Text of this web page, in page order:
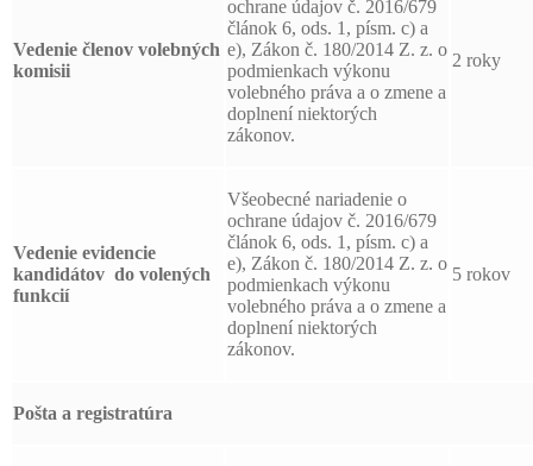
Vedenie členov volebných
komisii
ochrane údajov č. 2016/679
článok 6, ods. 1, písm. c) a
e), Zákon č. 180/2014 Z. z. o
podmienkach výkonu
volebného práva a o zmene a
doplnení niektorých
zákonov.
2 roky
Vedenie evidencie
kandidátov do volených
funkcií
Všeobecné nariadenie o
ochrane údajov č. 2016/679
článok 6, ods. 1, písm. c) a
e), Zákon č. 180/2014 Z. z. o
podmienkach výkonu
volebného práva a o zmene a
doplnení niektorých
zákonov.
5 rokov
Pošta a registratúra